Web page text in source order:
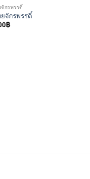
กรพรรดิ์
จักรพรรดิ์
฿